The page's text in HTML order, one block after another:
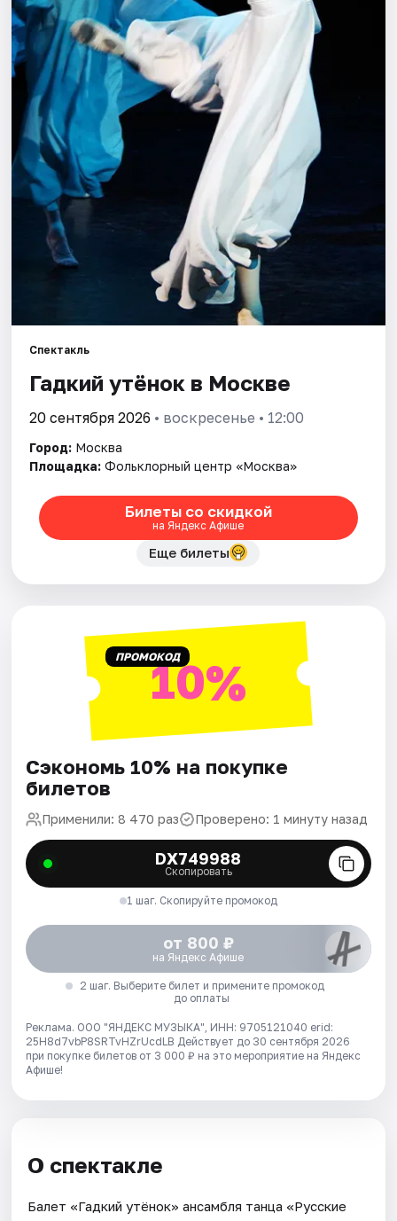
Города
Площадки
Артисты
Рейтинги
Спектакль
Гадкий утёнок в Москве
20 сентября 2026 • воскресенье • 12:00
Город: Москва
Площадка: Фольклорный центр «Москва»
Билеты со скидкой
на Яндекс Афише
Еще билеты
ПРОМОКОД10%
Сэкономь 10% на покупке
билетов
Применили: 8 470 раз Проверено: 1 минуту назад
DX749988
Скопировать
1 шаг. Скопируйте промокод
от 800 ₽
на Яндекс Афише
2 шаг. Выберите билет и примените промокод
до оплаты
Реклама. ООО "ЯНДЕКС МУЗЫКА", ИНН: 9705121040 erid:
25H8d7vbP8SRTvHZrUcdLB Действует до 30 сентября 2026
при покупке билетов от 3 000 ₽ на это мероприятие на Яндекс
Афише!
О спектакле
Балет «Гадкий утёнок» ансамбля танца «Русские